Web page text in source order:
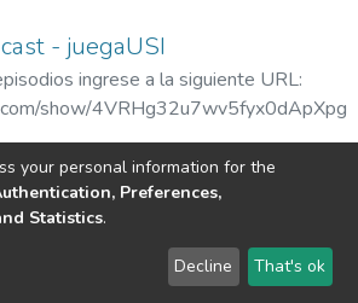
- juegaUSI
ingrese a la siguiente URL:
show/4VRHg32u7wv5fyx0dApXpg
« 1(current)
2 3 »
Send Feedback
your personal information for the
Preferences,
Statistics.
Decline That's ok